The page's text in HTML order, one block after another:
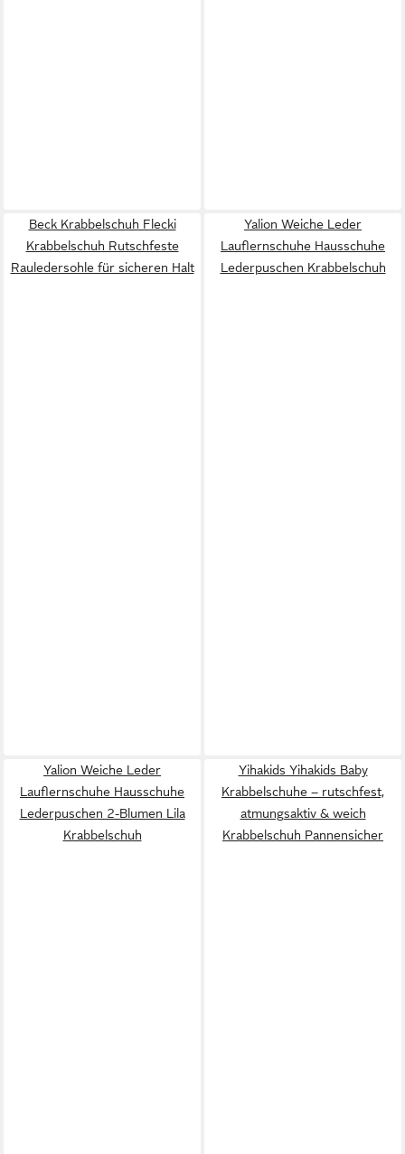
Beck Krabbelschuh Flecki
Krabbelschuh Rutschfeste
Rauledersohle für sicheren Halt
Yalion Weiche Leder
Lauflernschuhe Hausschuhe
Lederpuschen Krabbelschuh
Yalion Weiche Leder
Lauflernschuhe Hausschuhe
Lederpuschen 2-Blumen Lila
Krabbelschuh
Yihakids Yihakids Baby
Krabbelschuhe – rutschfest,
atmungsaktiv & weich
Krabbelschuh Pannensicher